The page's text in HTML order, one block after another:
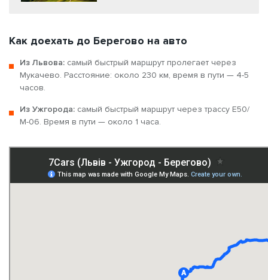
Как доехать до Берегово на авто
Из Львова: самый быстрый маршрут пролегает через
Мукачево. Расстояние: около 230 км, время в пути — 4-5
часов.
Из Ужгорода: самый быстрый маршрут через трассу Е50/
М-06. Время в пути — около 1 часа.